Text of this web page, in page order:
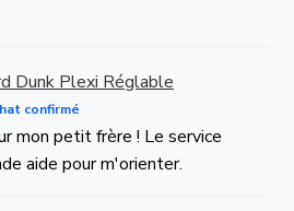
Dunk Plexi Réglable
confirmé
mon petit frère ! Le service
aide pour m'orienter.